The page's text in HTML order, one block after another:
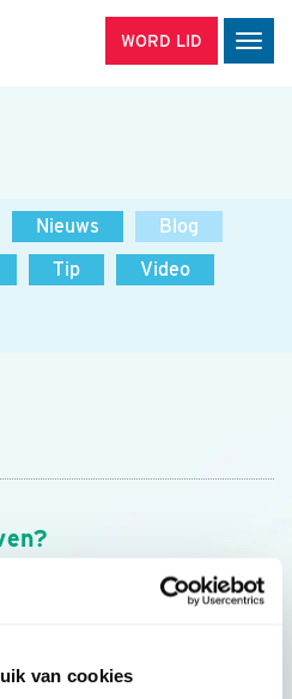
van cookies
WORD LID
Nieuws
Blog
Tip
Video
inspiratie, acties en tips
Vogelbescherming.